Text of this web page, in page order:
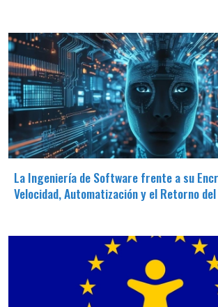
La Ingeniería de Software frente a su
Velocidad, Automatización y el Retorno